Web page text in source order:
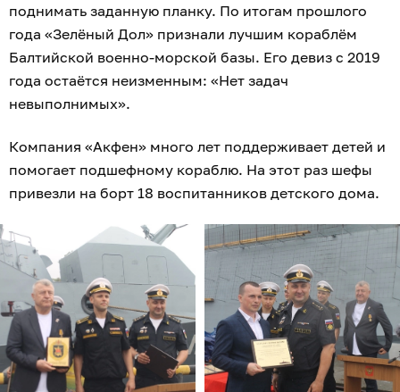
поднимать заданную планку. По итогам прошлого
года «Зелёный Дол» признали лучшим кораблём
Балтийской военно-морской базы. Его девиз с 2019
года остаётся неизменным: «Нет задач
невыполнимых».
Компания «Акфен» много лет поддерживает детей и
помогает подшефному кораблю. На этот раз шефы
привезли на борт 18 воспитанников детского дома.